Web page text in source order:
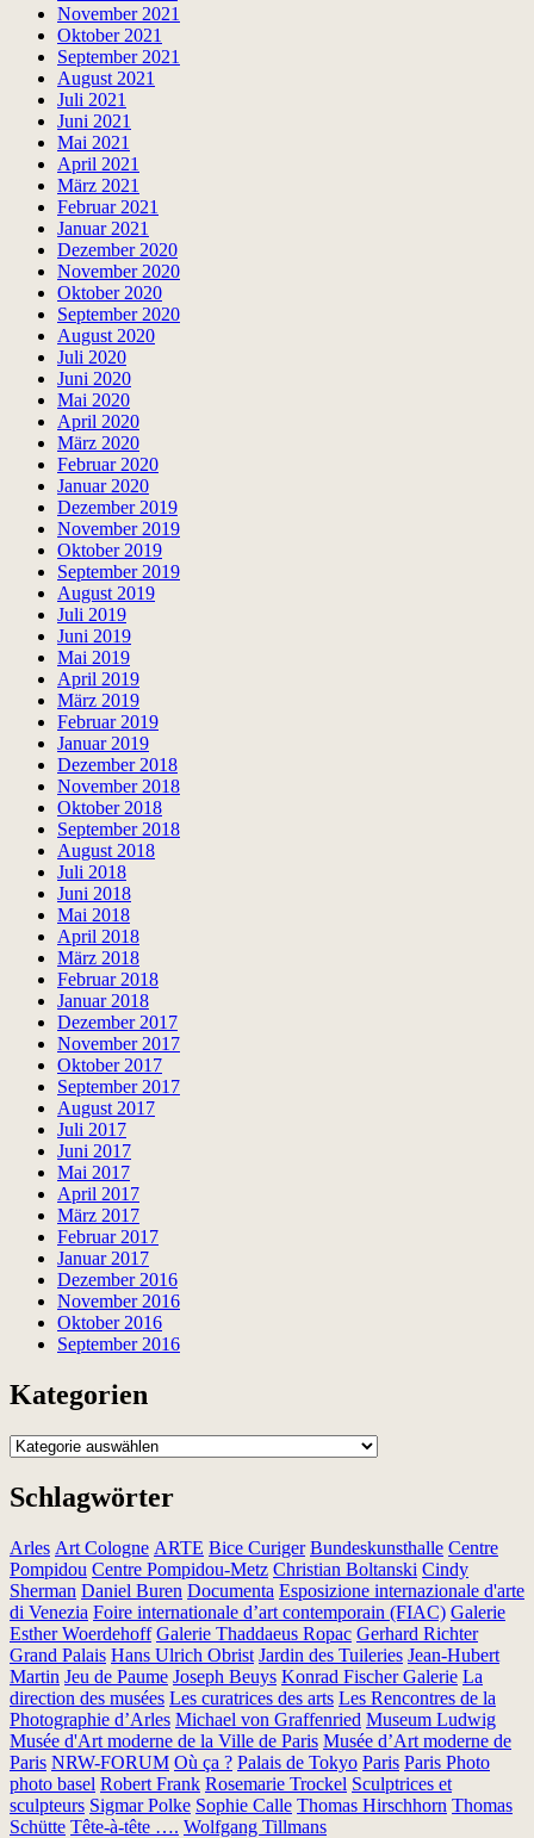
November 2021
Oktober 2021
September 2021
August 2021
Juli 2021
Juni 2021
Mai 2021
April 2021
März 2021
Februar 2021
Januar 2021
Dezember 2020
November 2020
Oktober 2020
September 2020
August 2020
Juli 2020
Juni 2020
Mai 2020
April 2020
März 2020
Februar 2020
Januar 2020
Dezember 2019
November 2019
Oktober 2019
September 2019
August 2019
Juli 2019
Juni 2019
Mai 2019
April 2019
März 2019
Februar 2019
Januar 2019
Dezember 2018
November 2018
Oktober 2018
September 2018
August 2018
Juli 2018
Juni 2018
Mai 2018
April 2018
März 2018
Februar 2018
Januar 2018
Dezember 2017
November 2017
Oktober 2017
September 2017
August 2017
Juli 2017
Juni 2017
Mai 2017
April 2017
März 2017
Februar 2017
Januar 2017
Dezember 2016
November 2016
Oktober 2016
September 2016
Kategorien
Kategorien
Schlagwörter
Arles Art Cologne ARTE Bice Curiger Bundeskunsthalle Centre
Pompidou Centre Pompidou-Metz Christian Boltanski Cindy
Sherman Daniel Buren Documenta Esposizione internazionale d'arte
di Venezia Foire internationale d’art contemporain (FIAC) Galerie
Esther Woerdehoff Galerie Thaddaeus Ropac Gerhard Richter
Grand Palais Hans Ulrich Obrist Jardin des Tuileries Jean-Hubert
Martin Jeu de Paume Joseph Beuys Konrad Fischer Galerie La
direction des musées Les curatrices des arts Les Rencontres de la
Photographie d’Arles Michael von Graffenried Museum Ludwig
Musée d'Art moderne de la Ville de Paris Musée d’Art moderne de
Paris NRW-FORUM Où ça ? Palais de Tokyo Paris Paris Photo
photo basel Robert Frank Rosemarie Trockel Sculptrices et
sculpteurs Sigmar Polke Sophie Calle Thomas Hirschhorn Thomas
Schütte Tête-à-tête …. Wolfgang Tillmans